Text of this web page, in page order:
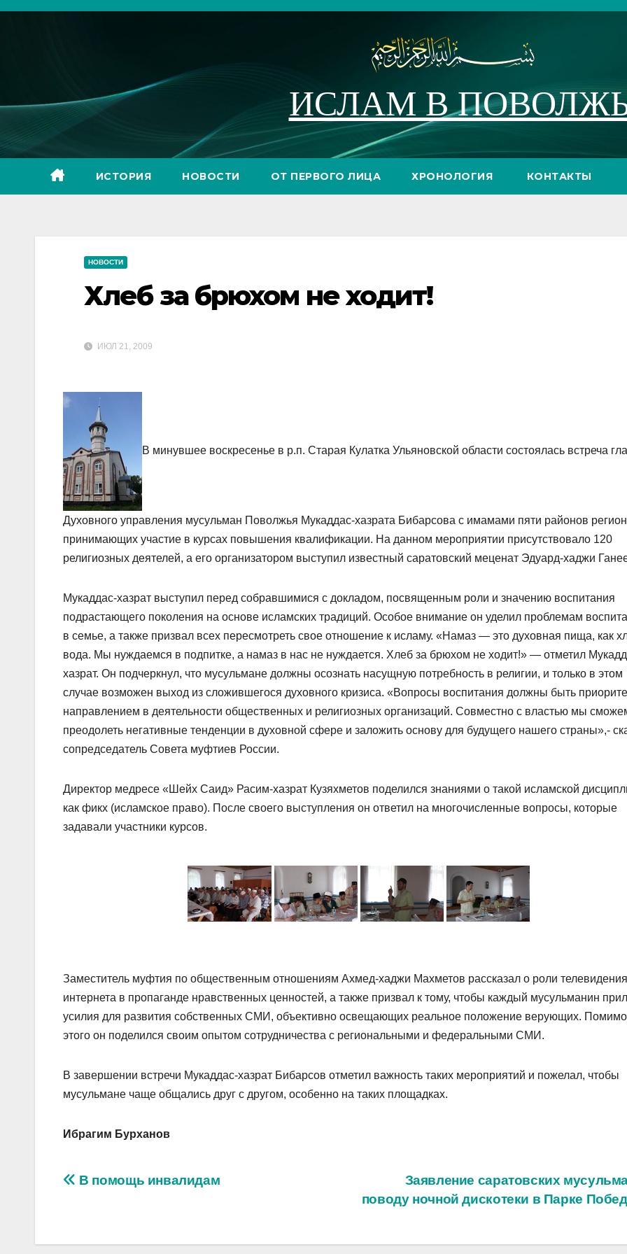
Перейти
ИСЛАМ В
ИСТОРИЯ НОВОСТИ ОТ ПЕРВОГО ЛИЦА ХРОНОЛОГИЯ КОНТАКТЫ
НОВОСТИ
Хлеб за брюхом не ходит!
ИЮЛ 21, 2009
В минувшее воскресенье в р.п. Старая Кулатка Ульяновской области состоялась встреча
Духовного управления мусульман Поволжья Мукаддас-хазрата Бибарсова с имамами пяти районов
принимающих участие в курсах повышения квалификации. На данном мероприятии присутствовало 120
религиозных деятелей, а его организатором выступил известный саратовский меценат Эдуард-хаджи
Мукаддас-хазрат выступил перед собравшимися с докладом, посвященным роли и значению воспитания
подрастающего поколения на основе исламских традиций. Особое внимание он уделил проблемам
в семье, а также призвал всех пересмотреть свое отношение к исламу. «Намаз — это духовная пища, как
вода. Мы нуждаемся в подпитке, а намаз в нас не нуждается. Хлеб за брюхом не ходит!» — отметил
хазрат. Он подчеркнул, что мусульмане должны осознать насущную потребность в религии, и только в этом
случае возможен выход из сложившегося духовного кризиса. «Вопросы воспитания должны быть
направлением в деятельности общественных и религиозных организаций. Совместно с властью мы
преодолеть негативные тенденции в духовной сфере и заложить основу для будущего нашего страны»,-
сопредседатель Совета муфтиев России.
Директор медресе «Шейх Саид» Расим-хазрат Кузяхметов поделился знаниями о такой исламской
как фикх (исламское право). После своего выступления он ответил на многочисленные вопросы, которые
задавали участники курсов.
Заместитель муфтия по общественным отношениям Ахмед-хаджи Махметов рассказал о роли
интернета в пропаганде нравственных ценностей, а также призвал к тому, чтобы каждый мусульманин
усилия для развития собственных СМИ, объективно освещающих реальное положение верующих. Помимо
этого он поделился своим опытом сотрудничества с региональными и федеральными СМИ.
В завершении встречи Мукаддас-хазрат Бибарсов отметил важность таких мероприятий и пожелал, чтобы
мусульмане чаще общались друг с другом, особенно на таких площадках.
Ибрагим Бурханов
Навигация
записям
Заявление саратовских
поводу ночной дискотеки в Парке
В помощь инвалидам